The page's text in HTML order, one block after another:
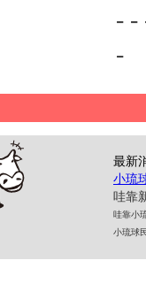
- -
-
最新
小琉
哇靠
哇靠小
小琉球